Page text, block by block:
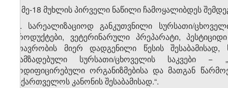
2. მე-18 მუხლის პირველი ნაწილი ჩამოყალიბდეს
„1. სარეალიზაციოდ განკუთვნილი სურსათი/
პროდუქტები, ვეტერინარული პრეპარატი,
მთავრობის მიერ დადგენილი წესის
დამზადებული სურსათი/ცხოველის საკვები −
მოდიფიცირებული ორგანიზმებისა და მათგან
საქართველოს კანონის შესაბამისად.“.